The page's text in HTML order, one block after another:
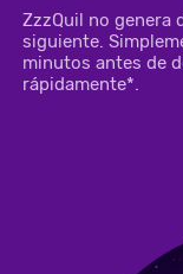
ZzzQuil no genera
siguiente.
minutos antes de
rápidamente*.